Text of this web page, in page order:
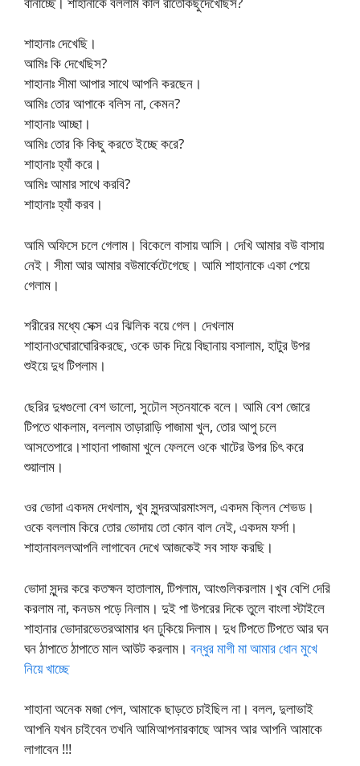
শাহানাঃ দেখেছি।
আমিঃ কি দেখেছিস?
শাহানাঃ সীমা আপার সাথে আপনি করছেন।
আমিঃ তোর আপাকে বলিস না, কেমন?
শাহানাঃ আচ্ছা।
আমিঃ তোর কি কিছু করতে ইচ্ছে করে?
শাহানাঃ হ্যাঁ করে।
আমিঃ আমার সাথে করবি?
শাহানাঃ হ্যাঁ করব।
আমি অফিসে চলে গেলাম। বিকেলে বাসায় আসি। দেখি আমার বউ বাসায়
নেই। সীমা আর আমার বউমার্কেটেগেছে। আমি শাহানাকে একা পেয়ে
গেলাম।
শরীরের মধ্যে সেক্স এর ঝিলিক বয়ে গেল। দেখলাম
শাহানাওঘোরাঘোরিকরছে, ওকে ডাক দিয়ে বিছানায় বসালাম, হাটুর উপর
শুইয়ে দুধ টিপলাম।
ছেরির দুধগুলো বেশ ভালো, সুঢৌল স্তনযাকে বলে। আমি বেশ জোরে
টিপতে থাকলাম, বললাম তাড়ারাড়ি পাজামা খুল, তোর আপু চলে
আসতেপারে।শাহানা পাজামা খুলে ফেললে ওকে খাটের উপর চিৎ করে
শুয়ালাম।
ওর ভোদা একদম দেখলাম, খুব সুন্দরআরমাংসল, একদম ক্লিন শেভড।
ওকে বললাম কিরে তোর ভোদায় তো কোন বাল নেই, একদম ফর্সা।
শাহানাবললআপনি লাগাবেন দেখে আজকেই সব সাফ করছি।
ভোদা সুন্দর করে কতক্ষন হাতালাম, টিপলাম, আংগুলিকরলাম।খুব বেশি দেরি
করলাম না, কনডম পড়ে নিলাম। দুই পা উপরের দিকে তুলে বাংলা স্টাইলে
শাহানার ভোদারভেতরআমার ধন ঢুকিয়ে দিলাম। দুধ টিপতে টিপতে আর ঘন
ঘন ঠাপাতে ঠাপাতে মাল আউট করলাম। বন্ধুর মাগী মা আমার ধোন মুখে
নিয়ে খাচ্ছে
শাহানা অনেক মজা পেল, আমাকে ছাড়তে চাইছিল না। বলল, দুলাভাই
আপনি যখন চাইবেন তখনি আমিআপনারকাছে আসব আর আপনি আমাকে
লাগাবেন !!!